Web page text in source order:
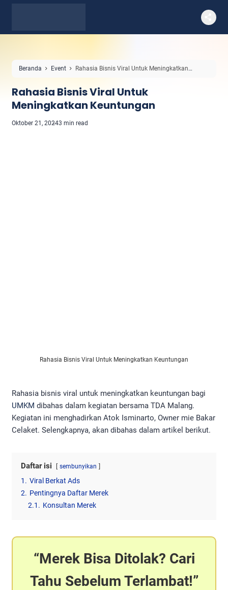
Beranda Event
Rahasia Bisnis Viral Untuk Meningkatkan
Rahasia Bisnis Viral Untuk
Meningkatkan Keuntungan
Oktober 21, 20243 min read
Rahasia Bisnis Viral Untuk Meningkatkan Keuntungan
Rahasia bisnis viral untuk meningkatkan keuntungan bagi
UMKM dibahas dalam kegiatan bersama TDA Malang.
Kegiatan ini menghadirkan Atok Isminarto, Owner mie Bakar
Celaket. Selengkapnya, akan dibahas dalam artikel berikut.
Daftar isi sembunyikan
1. Viral Berkat Ads
2. Pentingnya Daftar Merek
2.1. Konsultan Merek
Merek Bisa Ditolak? Cari
Tahu Sebelum Terlambat!